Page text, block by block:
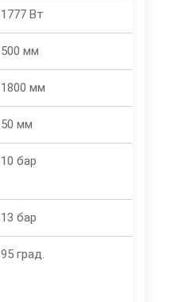
1777 Вт
500 мм
1800 мм
50 мм
10 бар
13 бар
95 град.